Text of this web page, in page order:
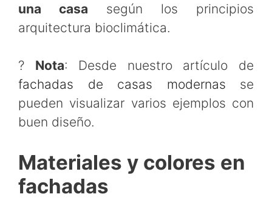
una casa
según los principios
arquitectura bioclimática.
? Nota: Desde nuestro artículo de
fachadas de casas modernas se
pueden visualizar varios ejemplos con
buen diseño.
Materiales y colores en
fachadas